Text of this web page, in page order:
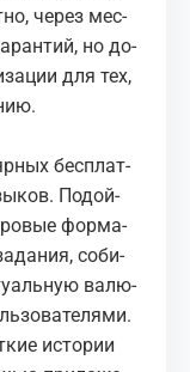
че­рез мес­
но до­
для тех,
бес­плат­
По­дой­
фор­ма­
со­би­
ва­лю­
ис­то­рии